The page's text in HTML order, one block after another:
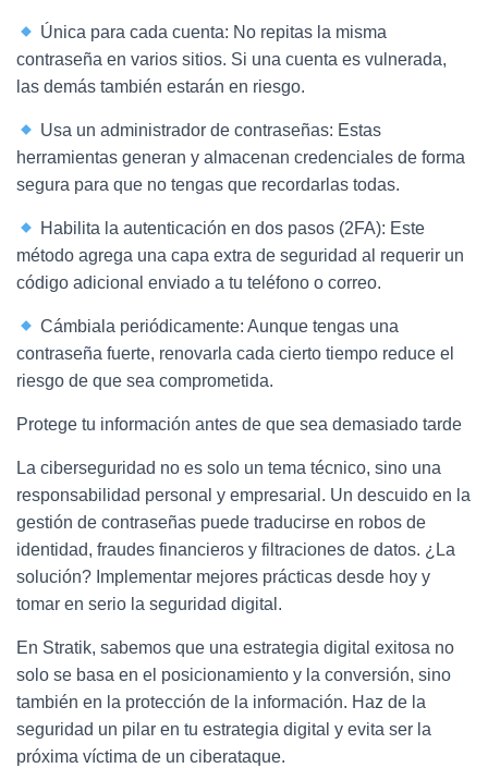
Única para cada cuenta: No repitas la misma
contraseña en varios sitios. Si una cuenta es vulnerada,
las demás también estarán en riesgo.
Usa un administrador de contraseñas: Estas
herramientas generan y almacenan credenciales de forma
segura para que no tengas que recordarlas todas.
Habilita la autenticación en dos pasos (2FA): Este
método agrega una capa extra de seguridad al requerir un
código adicional enviado a tu teléfono o correo.
Cámbiala periódicamente: Aunque tengas una
contraseña fuerte, renovarla cada cierto tiempo reduce el
riesgo de que sea comprometida.
Protege tu información antes de que sea demasiado tarde
La ciberseguridad no es solo un tema técnico, sino una
responsabilidad personal y empresarial. Un descuido en la
gestión de contraseñas puede traducirse en robos de
identidad, fraudes financieros y filtraciones de datos. ¿La
solución? Implementar mejores prácticas desde hoy y
tomar en serio la seguridad digital.
En Stratik, sabemos que una estrategia digital exitosa no
solo se basa en el posicionamiento y la conversión, sino
también en la protección de la información. Haz de la
seguridad un pilar en tu estrategia digital y evita ser la
próxima víctima de un ciberataque.